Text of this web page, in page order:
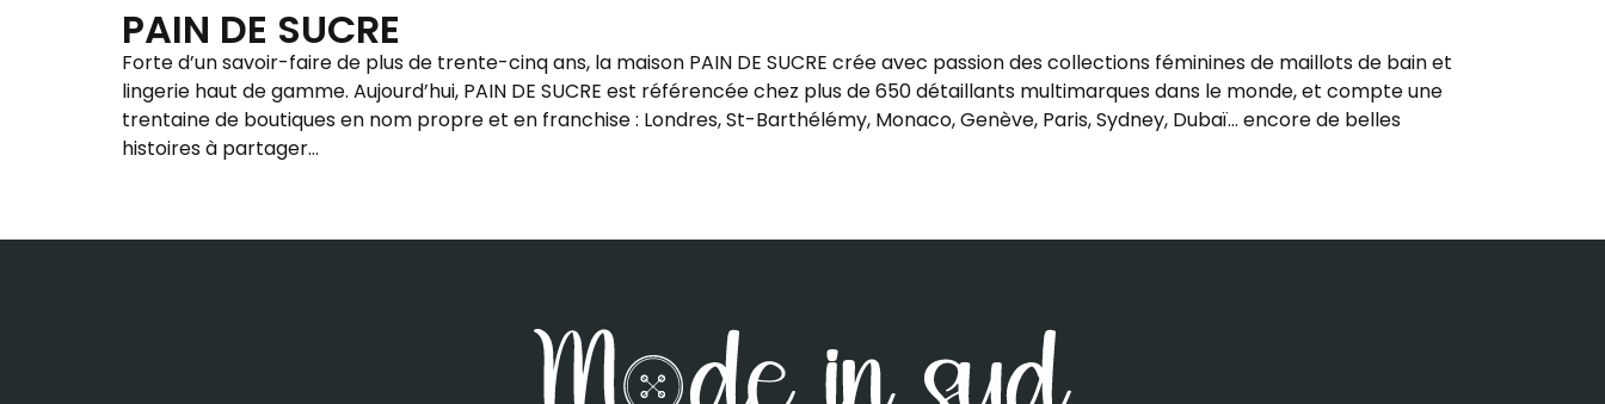
PAIN DE SUCRE
Forte d’un savoir-faire de plus de trente-cinq ans, la maison PAIN DE SUCRE crée avec passion des collections féminines de maillots de bain et
lingerie haut de gamme. Aujourd’hui, PAIN DE SUCRE est référencée chez plus de 650 détaillants multimarques dans le monde, et compte une
trentaine de boutiques en nom propre et en franchise : Londres, St-Barthélémy, Monaco, Genève, Paris, Sydney, Dubaï… encore de belles
histoires à partager…